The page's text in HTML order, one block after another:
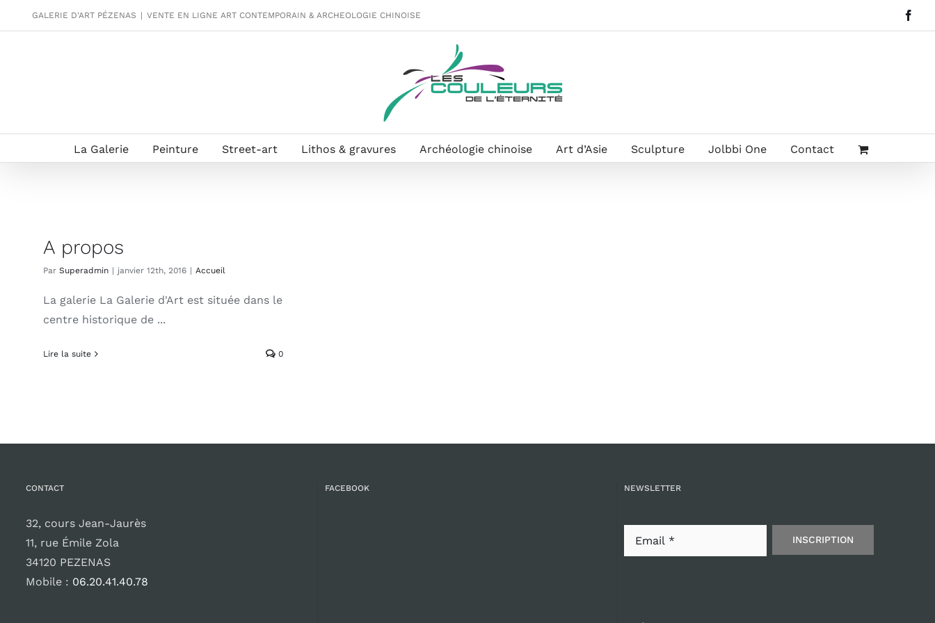
au
GALERIE D'ART PÉZENAS | VENTE EN LIGNE ART CONTEMPORAIN & ARCHEOLOGIE CHINOISE
La Galerie Peinture Street-art Lithos & gravures Archéologie chinoise Art d’Asie Sculpture Jolbbi One Contact
A propos
Par Superadmin | janvier 12th, 2016 | Accueil
La galerie La Galerie d'Art est située dans le
centre historique de ...
Lire la suite 0
CONTACT
32, cours Jean-Jaurès
11, rue Émile Zola
34120 PEZENAS
Mobile : 06.20.41.40.78
FACEBOOK NEWSLETTER
INSCRIPTION